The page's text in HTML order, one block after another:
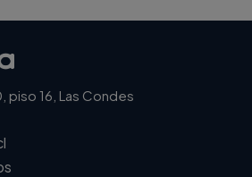
piso 16, Las Condes